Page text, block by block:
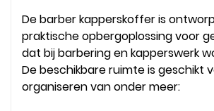
De barber kapperskoffer is
praktische opbergoplossing voor
dat bij barbering en kapperswerk
De beschikbare ruimte is geschikt
organiseren van onder meer: